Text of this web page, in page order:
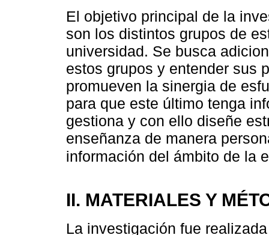
El objetivo principal de la
son los distintos grupos de
universidad. Se busca
estos grupos y entender sus
promueven la sinergia de
para que este último tenga
gestiona y con ello diseñe
enseñanza de manera
información del ámbito de la
II. MATERIALES Y
La investigación fue